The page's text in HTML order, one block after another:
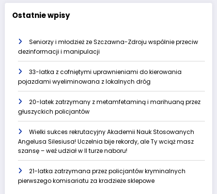
Ostatnie wpisy
Seniorzy i młodzież ze Szczawna-Zdroju wspólnie przeciw
dezinformacji i manipulacji
33-latka z cofniętymi uprawnieniami do kierowania
pojazdami wyeliminowana z lokalnych dróg
20-latek zatrzymany z metamfetaminą i marihuaną przez
głuszyckich policjantów
Wielki sukces rekrutacyjny Akademii Nauk Stosowanych
Angelusa Silesiusa! Uczelnia bije rekordy, ale Ty wciąż masz
szansę – weź udział w II turze naboru!
21-latka zatrzymana przez policjantów kryminalnych
pierwszego komisariatu za kradzieże sklepowe